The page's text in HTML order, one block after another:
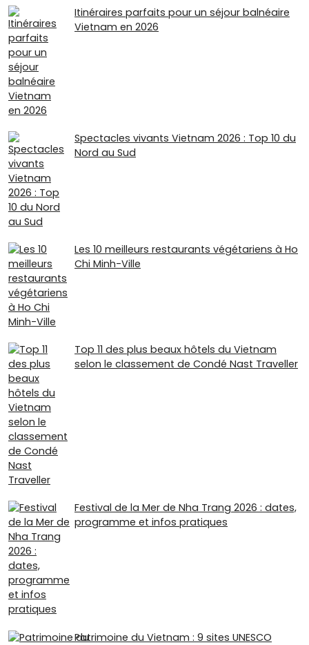
Itinéraires parfaits pour un séjour balnéaire
Vietnam en 2026
Spectacles vivants Vietnam 2026 : Top 10 du
Nord au Sud
Les 10 meilleurs restaurants végétariens à Ho
Chi Minh-Ville
Top 11 des plus beaux hôtels du Vietnam
selon le classement de Condé Nast Traveller
Festival de la Mer de Nha Trang 2026 : dates,
programme et infos pratiques
Patrimoine du Vietnam : 9 sites UNESCO